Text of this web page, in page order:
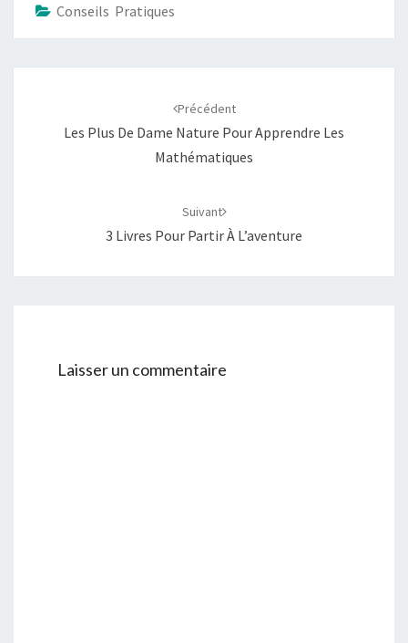
Conseils Pratiques
Précédent
Les Plus De Dame Nature Pour Apprendre Les
Mathématiques
Suivant
3 Livres Pour Partir À L’aventure
Laisser un commentaire